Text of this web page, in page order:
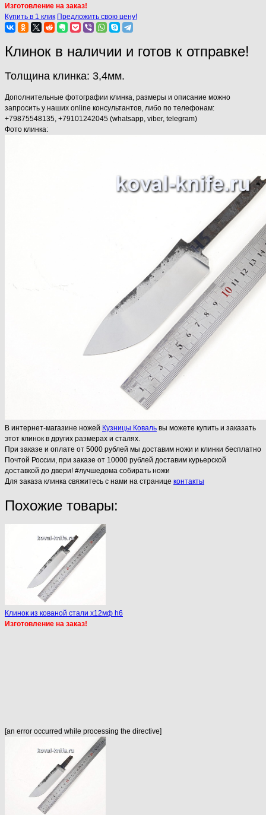
Изготовление на заказ!
Купить в 1 клик Предложить свою цену!
Клинок в наличии и готов к отправке!
Толщина клинка: 3,4мм.
Дополнительные фотографии клинка, размеры и описание можно
запросить у наших online консультантов, либо по телефонам:
+79875548135, +79101242045 (whatsapp, viber, telegram)
Фото клинка:
В интернет-магазине ножей Кузницы Коваль вы можете купить и заказать
этот клинок в других размерах и сталях.
При заказе и оплате от 5000 рублей мы доставим ножи и клинки бесплатно
Почтой России, при заказе от 10000 рублей доставим курьерской
доставкой до двери! #лучшедома собирать ножи
Для заказа клинка свяжитесь с нами на странице контакты
Похожие товары:
Клинок из кованой стали х12мф h6
Изготовление на заказ!
[an error occurred while processing the directive]